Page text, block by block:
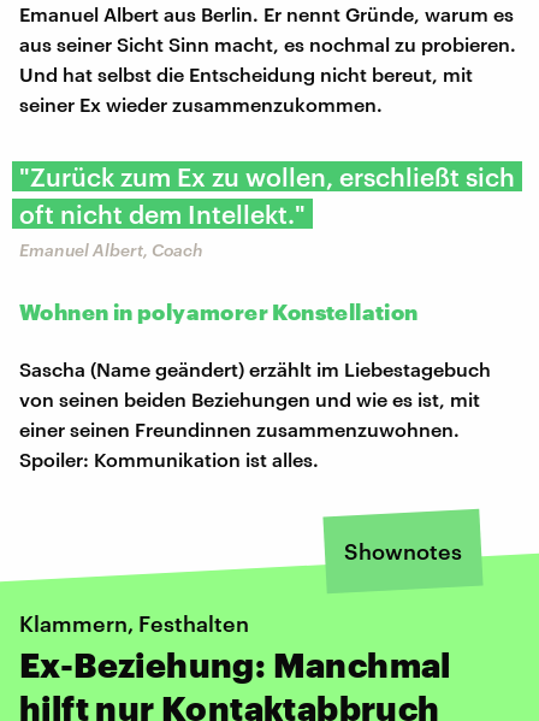
Emanuel Albert aus Berlin. Er nennt Gründe, warum es
aus seiner Sicht Sinn macht, es nochmal zu probieren.
Und hat selbst die Entscheidung nicht bereut, mit
seiner Ex wieder zusammenzukommen.
"Zurück zum Ex zu wollen, erschließt sich
oft nicht dem Intellekt."
Emanuel Albert, Coach
Wohnen in polyamorer Konstellation
Sascha (Name geändert) erzählt im Liebestagebuch
von seinen beiden Beziehungen und wie es ist, mit
einer seinen Freundinnen zusammenzuwohnen.
Spoiler: Kommunikation ist alles.
Shownotes
Klammern, Festhalten
Ex-Beziehung: Manchmal
hilft nur Kontaktabbruch